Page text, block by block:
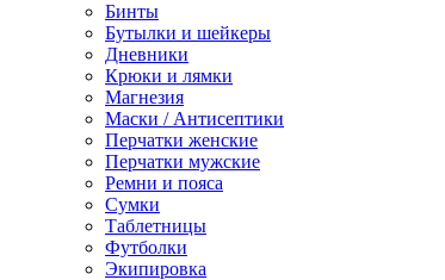
Бинты
Бутылки и шейкеры
Дневники
Крюки и лямки
Магнезия
Маски / Антисептики
Перчатки женские
Перчатки мужские
Ремни и пояса
Сумки
Таблетницы
Футболки
Экипировка